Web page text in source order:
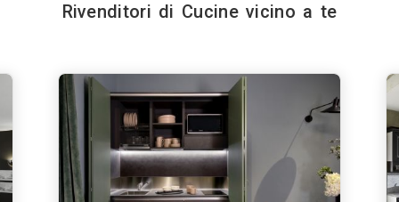
Rivenditori di Cucine vicino a te